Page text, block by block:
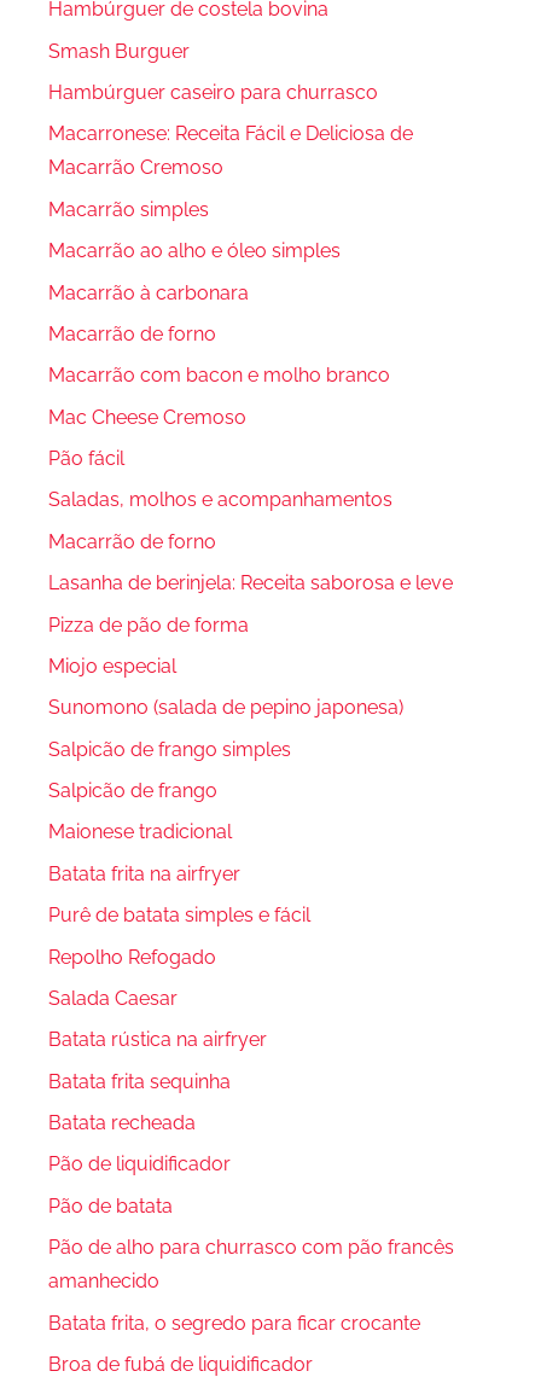
Hambúrguer de costela bovina
Smash Burguer
Hambúrguer caseiro para churrasco
Macarronese: Receita Fácil e Deliciosa de
Macarrão Cremoso
Macarrão simples
Macarrão ao alho e óleo simples
Macarrão à carbonara
Macarrão de forno
Macarrão com bacon e molho branco
Mac Cheese Cremoso
Pão fácil
Saladas, molhos e acompanhamentos
Macarrão de forno
Lasanha de berinjela: Receita saborosa e leve
Pizza de pão de forma
Miojo especial
Sunomono (salada de pepino japonesa)
Salpicão de frango simples
Salpicão de frango
Maionese tradicional
Batata frita na airfryer
Purê de batata simples e fácil
Repolho Refogado
Salada Caesar
Batata rústica na airfryer
Batata frita sequinha
Batata recheada
Pão de liquidificador
Pão de batata
Pão de alho para churrasco com pão francês
amanhecido
Batata frita, o segredo para ficar crocante
Broa de fubá de liquidificador